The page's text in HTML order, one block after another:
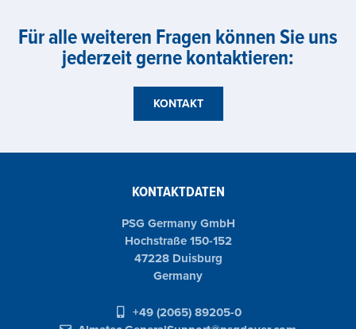
Für alle weiteren Fragen können Sie uns
jederzeit gerne kontaktieren:
KONTAKT
KONTAKTDATEN
PSG Germany GmbH
Hochstraße 150-152
47228 Duisburg
Germany
+49 (2065) 89205-0